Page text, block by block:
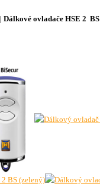
| Dálkové ovladače HSE 2 BS